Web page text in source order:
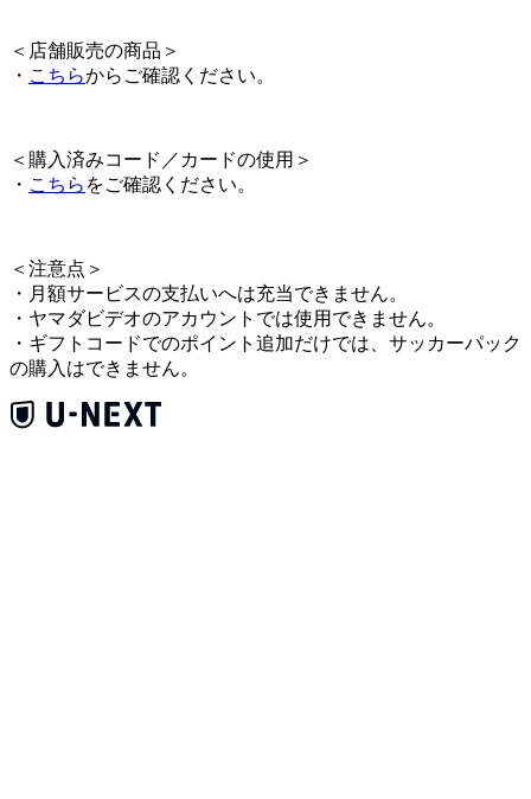
＜ 店舗販売の商品 ＞
・ こちらからご確認ください。
＜ 購入済みコード／カードの使用 ＞
・ こちら をご確認ください。
＜ 注意点 ＞
・月額サービスの支払いへは充当できません。
・ヤマダビデオのアカウントでは使用できません。
・ギフトコードでのポイント追加だけでは、サッカーパック
の購入はできません。